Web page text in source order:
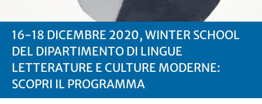
16-18 DICEMBRE 2020, WINTER SCHOOL
DEL DIPARTIMENTO DI LINGUE
LETTERATURE E CULTURE MODERNE:
SCOPRI IL PROGRAMMA